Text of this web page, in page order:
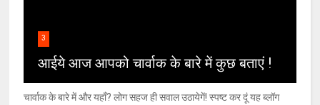
3
आईये आज आपको चार्वाक के बारे में कुछ बताएं !
चार्वाक के बारे में और यहाँ? लोग सहज ही सवाल उठायेगें! स्पष्ट कर दूं यह ब्लॉग